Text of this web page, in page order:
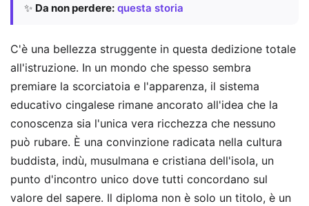
✨ Da non perdere: questa storia
C'è una bellezza struggente in questa dedizione totale
all'istruzione. In un mondo che spesso sembra
premiare la scorciatoia e l'apparenza, il sistema
educativo cingalese rimane ancorato all'idea che la
conoscenza sia l'unica vera ricchezza che nessuno
può rubare. È una convinzione radicata nella cultura
buddista, indù, musulmana e cristiana dell'isola, un
punto d'incontro unico dove tutti concordano sul
valore del sapere. Il diploma non è solo un titolo, è un